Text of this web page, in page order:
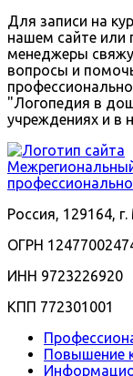
Для записи на
нашем сайте или
менеджеры
вопросы и
"Логопедия в
учреждениях и в
Россия, 129164,
ОГРН
ИНН 9723226920
КПП 772301001
Повышение